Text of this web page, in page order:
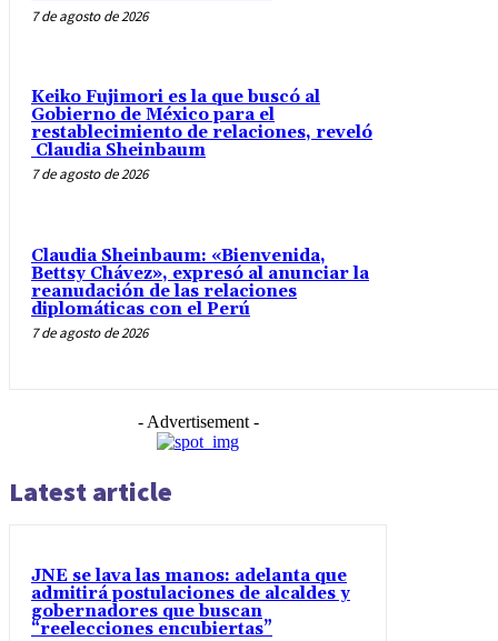
7 de agosto de 2026
Keiko Fujimori es la que buscó al
Gobierno de México para el
restablecimiento de relaciones, reveló
Claudia Sheinbaum
7 de agosto de 2026
Claudia Sheinbaum: «Bienvenida,
Bettsy Chávez», expresó al anunciar la
reanudación de las relaciones
diplomáticas con el Perú
7 de agosto de 2026
- Advertisement -
Latest article
JNE se lava las manos: adelanta que
admitirá postulaciones de alcaldes y
gobernadores que buscan
“reelecciones encubiertas”